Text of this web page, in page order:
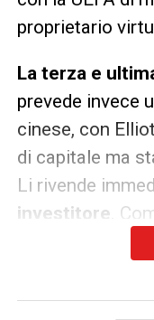
proprietario
La terza e
prevede invece
cinese, con
di capitale ma
Li rivende
investitore .